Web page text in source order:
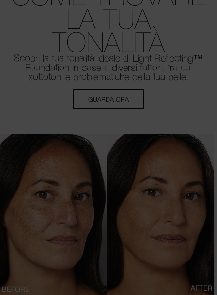
LA TUA
TONALITÀ
Scopri la tua tonalità ideale di Light Reflecting™
Foundation in base a diversi fattori, tra cui
sottotoni e problematiche della tua pelle.
GUARDA ORA